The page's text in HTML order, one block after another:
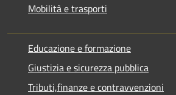
Mobilità e trasporti
Educazione e formazione
Giustizia e sicurezza pubblica
Tributi,finanze e contravvenzioni